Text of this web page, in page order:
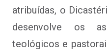
atribuídas, o
desenvolve os
teológicos e